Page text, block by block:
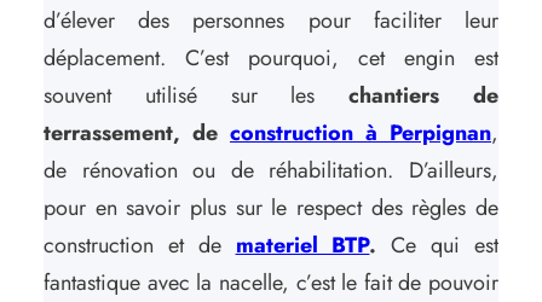
d’élever des personnes pour faciliter leur
déplacement. C’est pourquoi, cet engin est
souvent utilisé sur leschantiers de
terrassement, de construction à Perpignan,
de rénovation ou de réhabilitation. D’ailleurs,
pour en savoir plus sur le respect des règles de
construction et de materiel BTP. Ce qui est
fantastique avec la nacelle, c’est le fait de pouvoir